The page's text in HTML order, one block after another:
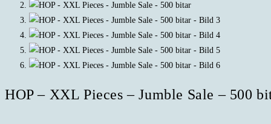
HOP – XXL Pieces – Jumble Sale – 500